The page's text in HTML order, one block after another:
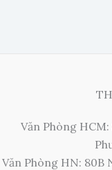
Văn Phòng
Văn Phòng HN: 80B